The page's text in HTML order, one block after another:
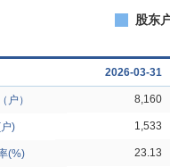
股东
户）
)
(%)
2026-03-31
8,160
1,533
23.13